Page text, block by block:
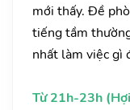
mới thấy. Đề
tiếng tầm
nhất làm việc gì
Từ 21h-23h